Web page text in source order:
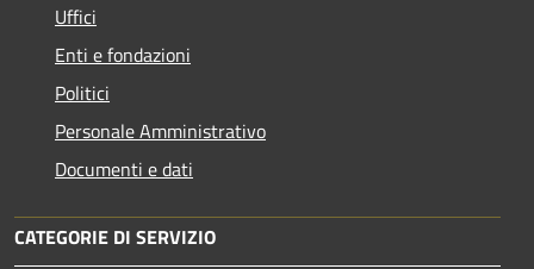
Uffici
Enti e fondazioni
Politici
Personale Amministrativo
Documenti e dati
CATEGORIE DI SERVIZIO